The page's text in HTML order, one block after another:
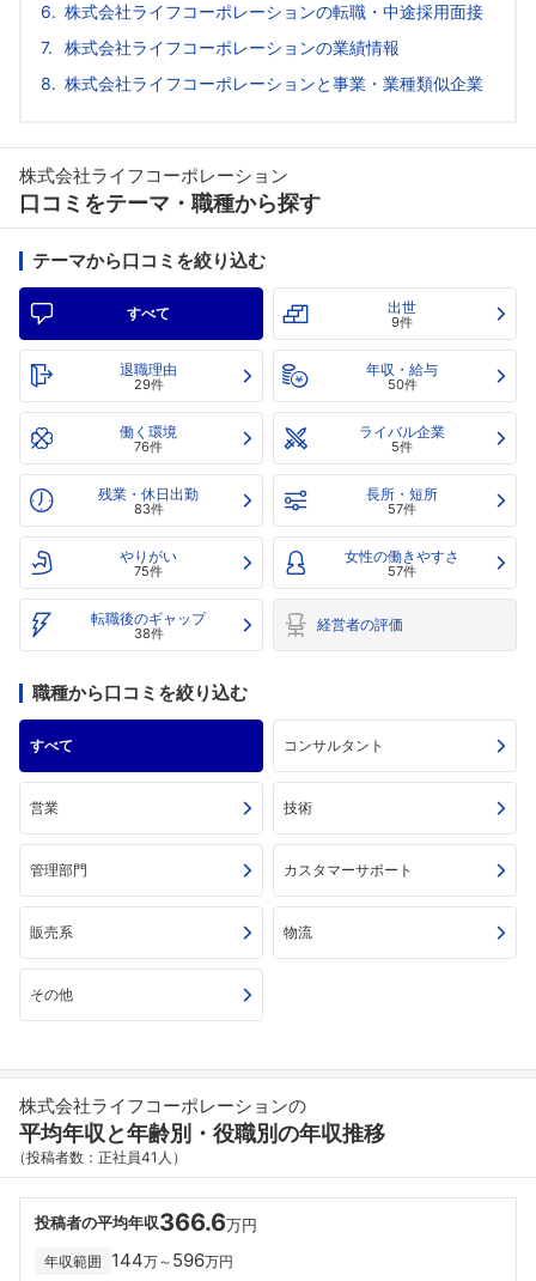
株式会社ライフコーポレーションの転職・中途採用面接
株式会社ライフコーポレーションの業績情報
株式会社ライフコーポレーションと事業・業種類似企業
株式会社ライフコーポレーション
口コミをテーマ・職種から探す
テーマから口コミを絞り込む
すべて 出世
9件
退職理由
29件
年収・給与
50件
働く環境
76件
ライバル企業
5件
残業・休日出勤
83件
長所・短所
57件
やりがい
75件
女性の働きやすさ
57件
転職後のギャップ
38件 経営者の評価
職種から口コミを絞り込む
すべて コンサルタント
営業 技術
管理部門 カスタマーサポート
販売系 物流
その他
株式会社ライフコーポレーションの
平均年収と年齢別・役職別の年収推移
（投稿者数：正社員41人）
投稿者の平均年収366.6万円
年収範囲 144万～ 596万円